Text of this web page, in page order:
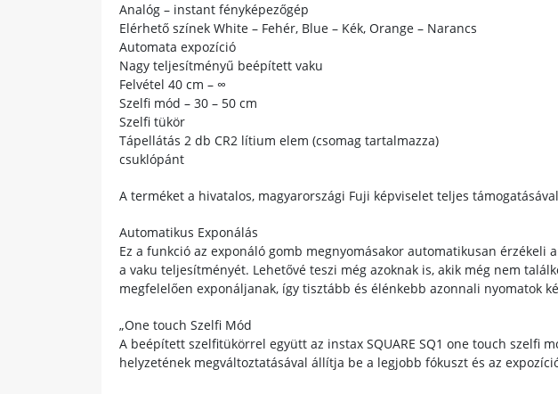
Analóg – instant fényképezőgép
Elérhető színek White – Fehér, Blue – Kék, Orange – Narancs
Automata expozíció
Nagy teljesítményű beépített vaku
Felvétel 40 cm – ∞
Szelfi mód – 30 – 50 cm
Szelfi tükör
Tápellátás 2 db CR2 lítium elem (csomag tartalmazza)
csuklópánt
A terméket a hivatalos, magyarországi Fuji képviselet teljes
Automatikus Exponálás
Ez a funkció az exponáló gomb megnyomásakor automatikusan
a vaku teljesítményét. Lehetővé teszi még azoknak is, akik még nem
megfelelően exponáljanak, így tisztább és élénkebb azonnali nyomatok
„One touch Szelfi Mód
A beépített szelfitükörrel együtt az instax SQUARE SQ1 one touch szelfi
helyzetének megváltoztatásával állítja be a legjobb fókuszt és az